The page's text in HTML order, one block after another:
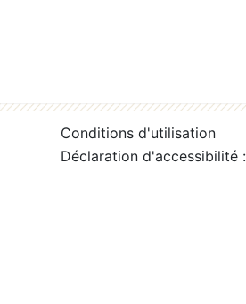
Conditions d'utilisation
Déclaration d'accessibilité